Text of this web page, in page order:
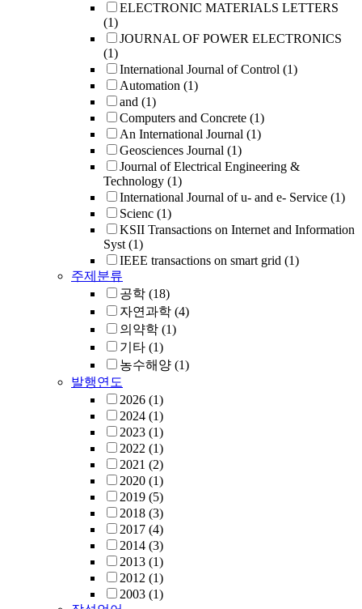
ELECTRONIC MATERIALS LETTERS
(1)
JOURNAL OF POWER ELECTRONICS
(1)
International Journal of Control (1)
Automation (1)
and (1)
Computers and Concrete (1)
An International Journal (1)
Geosciences Journal (1)
Journal of Electrical Engineering &
Technology (1)
International Journal of u- and e- Service (1)
Scienc (1)
KSII Transactions on Internet and Information
Syst (1)
IEEE transactions on smart grid (1)
주제분류
공학 (18)
자연과학 (4)
의약학 (1)
기타 (1)
농수해양 (1)
발행연도
2026 (1)
2024 (1)
2023 (1)
2022 (1)
2021 (2)
2020 (1)
2019 (5)
2018 (3)
2017 (4)
2014 (3)
2013 (1)
2012 (1)
2003 (1)